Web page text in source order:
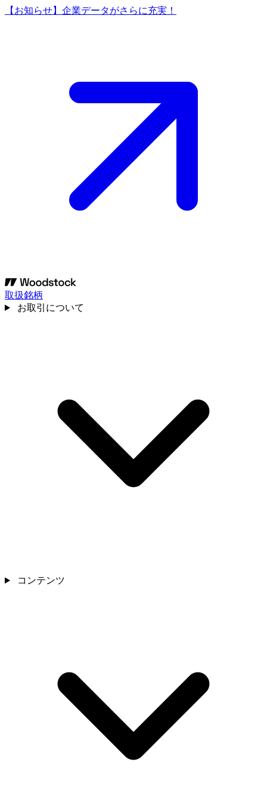
【お知らせ】企業データがさらに充実！
取扱銘柄
お取引について
コンテンツ